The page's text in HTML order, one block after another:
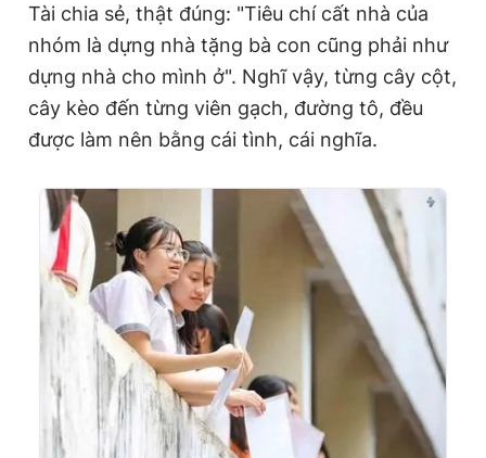
Tài chia sẻ, thật đúng: "Tiêu chí cất nhà của
nhóm là dựng nhà tặng bà con cũng phải như
dựng nhà cho mình ở". Nghĩ vậy, từng cây cột,
cây kèo đến từng viên gạch, đường tô, đều
được làm nên bằng cái tình, cái nghĩa.